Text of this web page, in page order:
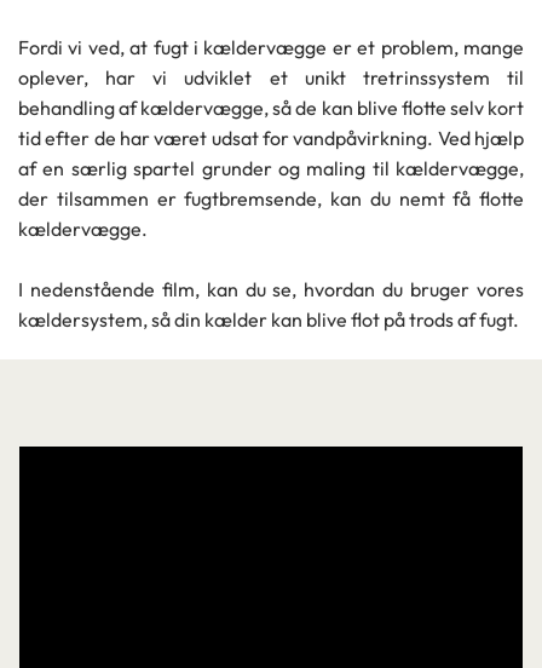
Fordi vi ved, at fugt i kældervægge er et problem, mange
oplever, har vi udviklet et unikt tretrinssystem til
behandling af kældervægge, så de kan blive flotte selv kort
tid efter de har været udsat for vandpåvirkning. Ved hjælp
af en særlig spartel grunder og maling til kældervægge,
der tilsammen er fugtbremsende, kan du nemt få flotte
kældervægge.
I nedenstående film, kan du se, hvordan du bruger vores
kældersystem, så din kælder kan blive flot på trods af fugt.